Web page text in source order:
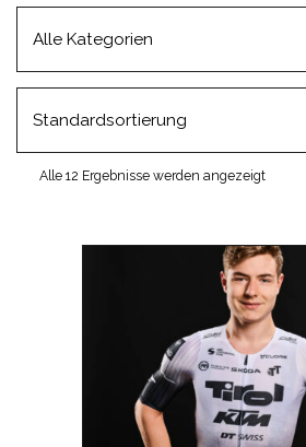
Alle 12 Ergebnisse werden angezeigt